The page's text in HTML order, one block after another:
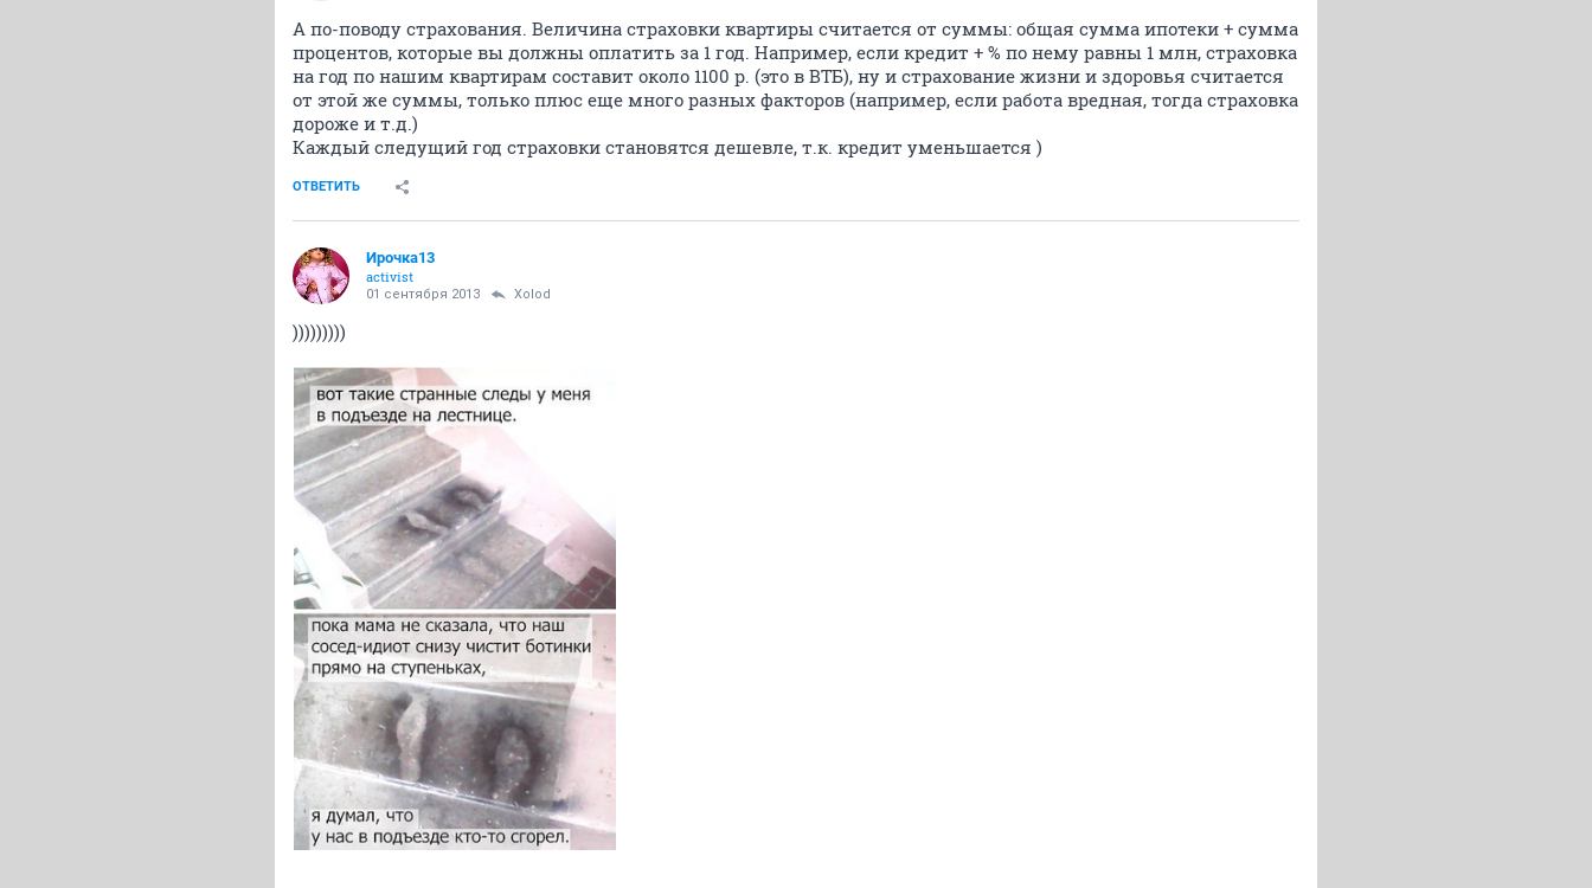
А по-поводу страхования. Величина страховки квартиры считается от суммы: общая сумма ипотеки + сумма
процентов, которые вы должны оплатить за 1 год. Например, если кредит + % по нему равны 1 млн, страховка
на год по нашим квартирам составит около 1100 р. (это в ВТБ), ну и страхование жизни и здоровья считается
от этой же суммы, только плюс еще много разных факторов (например, если работа вредная, тогда страховка
дороже и т.д.)
Каждый следущий год страховки становятся дешевле, т.к. кредит уменьшается )
ОТВЕТИТЬ
Ирочка13
activist
01 сентября 2013 Xolod
)))))))))